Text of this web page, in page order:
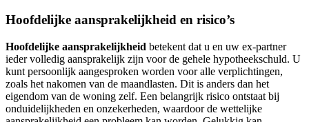
Hoofdelijke aansprakelijkheid en risico’s
Hoofdelijke aansprakelijkheid betekent dat u en uw ex-partner
ieder volledig aansprakelijk zijn voor de gehele hypotheekschuld. U
kunt persoonlijk aangesproken worden voor alle verplichtingen,
zoals het nakomen van de maandlasten. Dit is anders dan het
eigendom van de woning zelf. Een belangrijk risico ontstaat bij
onduidelijkheden en onzekerheden, waardoor de wettelijke